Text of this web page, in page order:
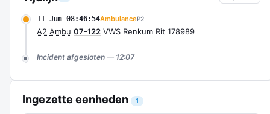
11 Jun 08:46:54AmbulanceP2
A2 Ambu 07-122 VWS Renkum Rit 178989
Incident afgesloten — 12:07
Ingezette eenheden 1